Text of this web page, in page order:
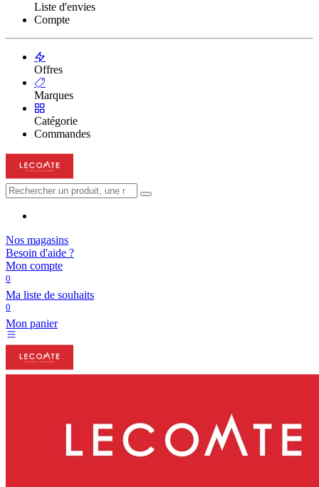
Liste d'envies
Compte
Offres
Marques
Catégorie
Commandes
Nos magasins
Besoin d'aide ?
Mon compte
0
Ma liste de souhaits
0
Mon panier